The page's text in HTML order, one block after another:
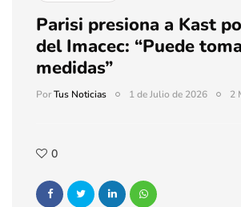
Parisi presiona a Kast
del Imacec: “Puede
medidas”
PorTus Noticias 1 de Julio de 2026 2
0